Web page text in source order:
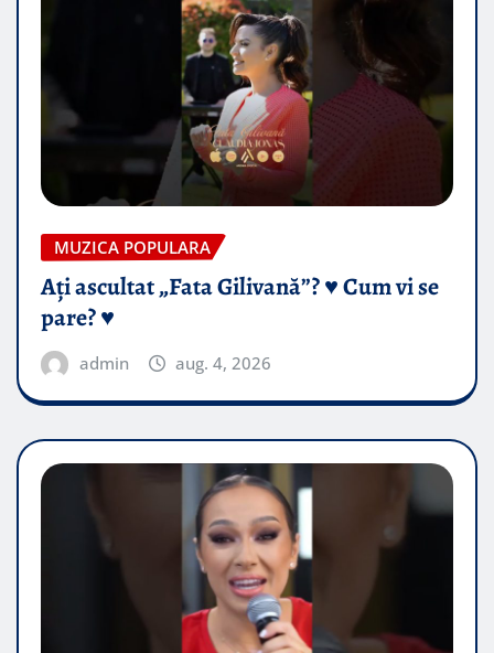
MUZICA POPULARA
Ați ascultat „Fata Gilivană”? ♥️ Cum vi se
pare? ♥️
admin aug. 4, 2026